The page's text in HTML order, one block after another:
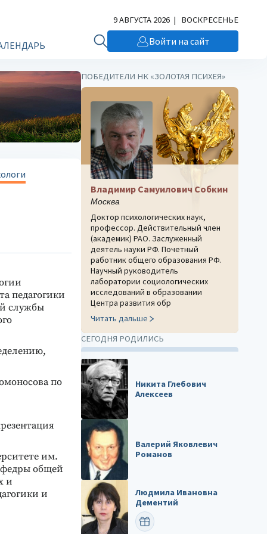
9 АВГУСТА 2026 | ВОСКРЕСЕНЬЕ
Войти на сайт
педагогики
службы
по
им.
общей
и
и
ПОБЕДИТЕЛИ НК «ЗОЛОТАЯ ПСИХЕЯ»
Владимир Самуилович Собкин
Москва
Доктор психологических наук,
профессор. Действительный член
(академик) РАО. Заслуженный
деятель науки РФ. Почетный
работник общего образования РФ.
Научный руководитель
лаборатории социологических
исследований в образовании
Центра развития обр
Читать дальше
СЕГОДНЯ РОДИЛИСЬ
Никита Глебович
Алексеев
Валерий Яковлевич
Романов
Людмила Ивановна
Дементий
ПОЗДРАВИТЬ